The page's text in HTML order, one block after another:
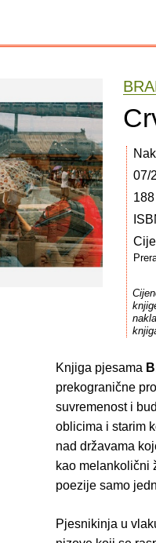
07/
Knjiga pjesama
prekogranične
suvremenost i
oblicima i starim
nad državama
kao melankolični
poezije samo
Pjesnikinja u